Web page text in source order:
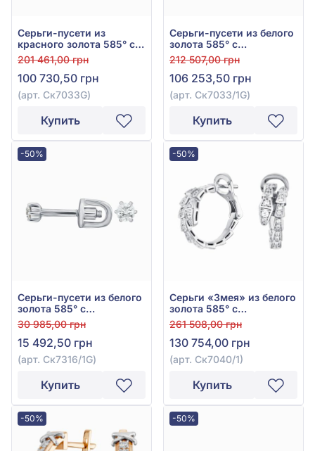
Серьги-пусети из
красного золота 585° с
бриллиантом 0,8ct, арт.
Ск7033G
201 461,00 грн
100 730,50 грн
(арт. Ск7033G)
Купить
Серьги-пусети из белого
золота 585° с
бриллиантом 0,81ct, арт.
Ск7033/1G
212 507,00 грн
106 253,50 грн
(арт. Ск7033/1G)
Купить
-50%
Серьги-пусети из белого
золота 585° с
бриллиантом 0,1ct, арт.
Ск7316/1G
30 985,00 грн
15 492,50 грн
(арт. Ск7316/1G)
Купить
-50%
Серьги «Змея» из белого
золота 585° с
бриллиантом 0,6ct, арт.
Ск7040/1
261 508,00 грн
130 754,00 грн
(арт. Ск7040/1)
Купить
-50% -50%